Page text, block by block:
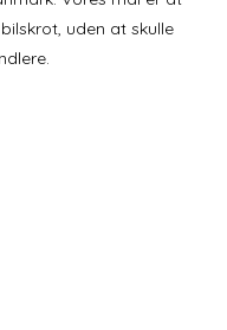
uden at skulle